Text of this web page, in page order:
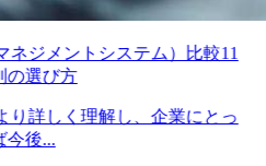
ネジメントシステム）比較11
の選び方
り詳しく理解し、企業にとっ
今後...